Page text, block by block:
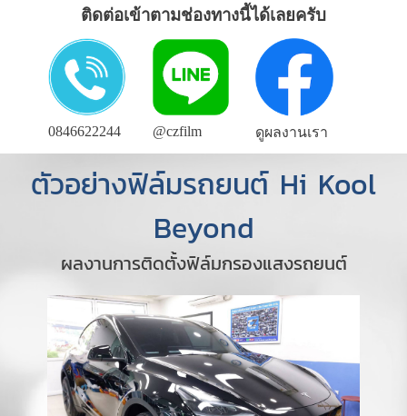
ติดต่อเข้าตามช่องทางนี้ได้เลยครับ
0846622244 @czfilm ดูผลงานเรา
ตัวอย่างฟิล์มรถยนต์ Hi Kool
Beyond
ผลงานการติดตั้งฟิล์มกรองแสงรถยนต์